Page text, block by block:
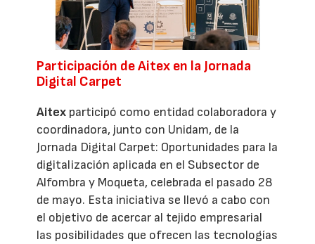
Participación de Aitex en la Jornada
Digital Carpet
Aitex participó como entidad colaboradora y
coordinadora, junto con Unidam, de la
Jornada Digital Carpet: Oportunidades para la
digitalización aplicada en el Subsector de
Alfombra y Moqueta, celebrada el pasado 28
de mayo. Esta iniciativa se llevó a cabo con
el objetivo de acercar al tejido empresarial
las posibilidades que ofrecen las tecnologías